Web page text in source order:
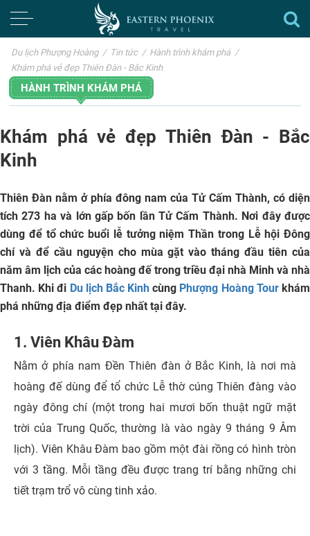
Du lịch Phượng Hoàng / Tin tức / Hành trình khám phá /
Khám phá vẻ đẹp Thiên Đàn - Bắc Kinh
HÀNH TRÌNH KHÁM PHÁ
Khám phá vẻ đẹp Thiên Đàn - Bắc
Kinh
Thiên Đàn nằm ở phía đông nam của Tử Cấm Thành, có diện
tích 273 ha và lớn gấp bốn lần Tử Cấm Thành. Nơi đây được
dùng để tổ chức buổi lễ tưởng niệm Thần trong Lễ hội Đông
chí và để cầu nguyện cho mùa gặt vào tháng đầu tiên của
năm âm lịch của các hoàng đế trong triều đại nhà Minh và nhà
Thanh. Khi đi Du lịch Bắc Kinh cùng Phượng Hoàng Tourkhám
phá những địa điểm đẹp nhất tại đây.
1. Viên Khâu Đàm
Nằm ở phía nam Đền Thiên đàn ở Bắc Kinh, là nơi mà
hoàng đế dùng để tổ chức Lễ thờ cúng Thiên đàng vào
ngày đông chí (một trong hai mươi bốn thuật ngữ mặt
trời của Trung Quốc, thường là vào ngày 9 tháng 9 Âm
lịch). Viên Khâu Đàm bao gồm một đài rồng có hình tròn
với 3 tầng. Mỗi tầng đều được trang trí bằng những chi
tiết trạm trổ vô cùng tinh xảo.